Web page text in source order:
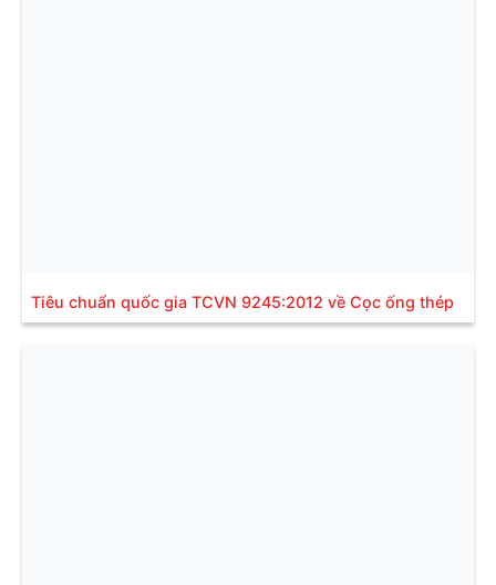
Tiêu chuẩn quốc gia TCVN 9245:2012 về Cọc ống thép